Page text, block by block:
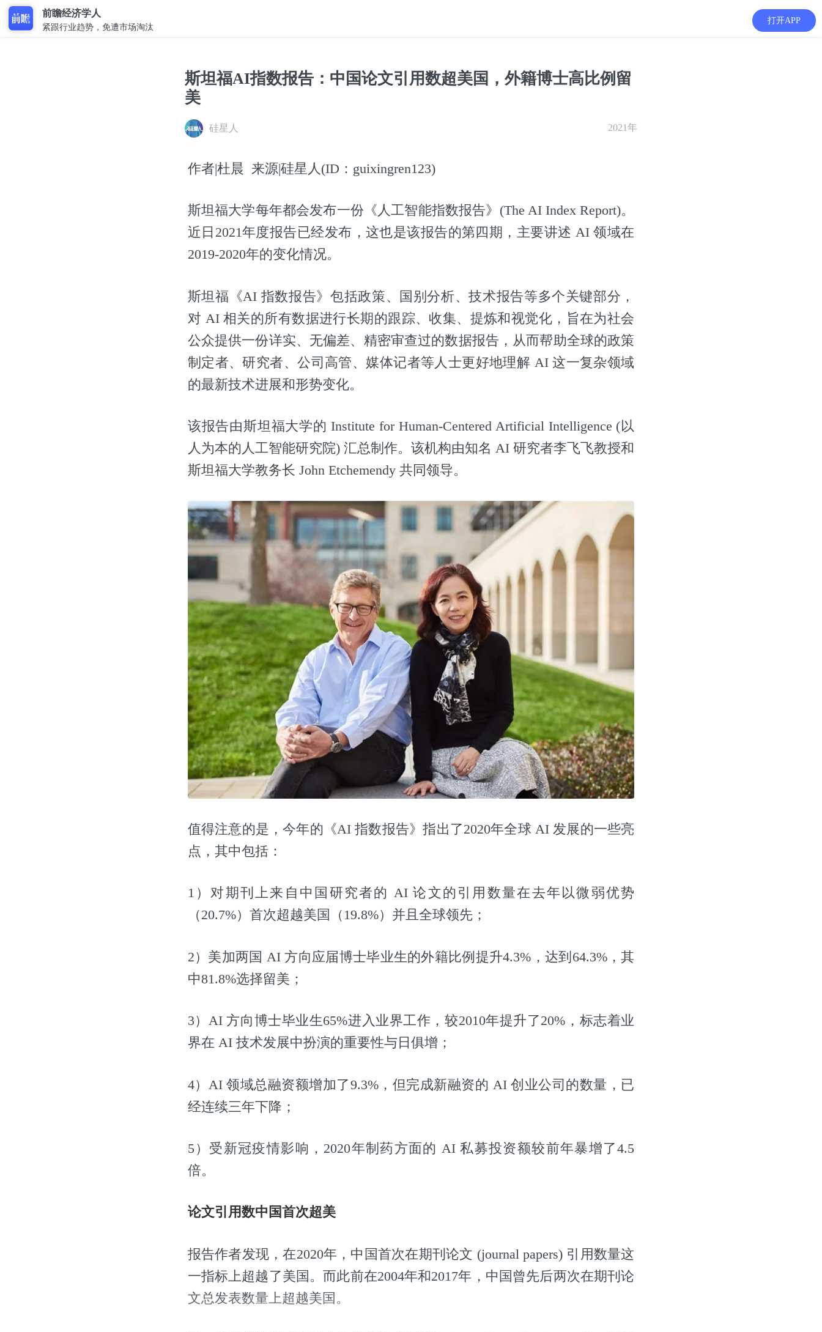
前瞻经济学人
紧跟行业趋势，免遭市场淘汰
打开APP
斯坦福AI指数报告：中国论文引用数超美国，外籍博士高比例留
美
硅星人 2021年
作者|杜晨 来源|硅星人(ID：guixingren123)
斯坦福大学每年都会发布一份《人工智能指数报告》(The AI Index Report)。
近日2021年度报告已经发布，这也是该报告的第四期，主要讲述 AI 领域在
2019-2020年的变化情况。
斯坦福《AI 指数报告》包括政策、国别分析、技术报告等多个关键部分，
对 AI 相关的所有数据进行长期的跟踪、收集、提炼和视觉化，旨在为社会
公众提供一份详实、无偏差、精密审查过的数据报告，从而帮助全球的政策
制定者、研究者、公司高管、媒体记者等人士更好地理解 AI 这一复杂领域
的最新技术进展和形势变化。
该报告由斯坦福大学的 Institute for Human-Centered Artificial Intelligence (以
人为本的人工智能研究院) 汇总制作。该机构由知名 AI 研究者李飞飞教授和
斯坦福大学教务长 John Etchemendy 共同领导。
值得注意的是，今年的《AI 指数报告》指出了2020年全球 AI 发展的一些亮
点，其中包括：
1）对期刊上来自中国研究者的 AI 论文的引用数量在去年以微弱优势
（20.7%）首次超越美国（19.8%）并且全球领先；
2）美加两国 AI 方向应届博士毕业生的外籍比例提升4.3%，达到64.3%，其
中81.8%选择留美；
3）AI 方向博士毕业生65%进入业界工作，较2010年提升了20%，标志着业
界在 AI 技术发展中扮演的重要性与日俱增；
4）AI 领域总融资额增加了9.3%，但完成新融资的 AI 创业公司的数量，已
经连续三年下降；
5）受新冠疫情影响，2020年制药方面的 AI 私募投资额较前年暴增了4.5
倍。
论文引用数中国首次超美
报告作者发现，在2020年，中国首次在期刊论文 (journal papers) 引用数量这
一指标上超越了美国。而此前在2004年和2017年，中国曾先后两次在期刊论
文总发表数量上超越美国。